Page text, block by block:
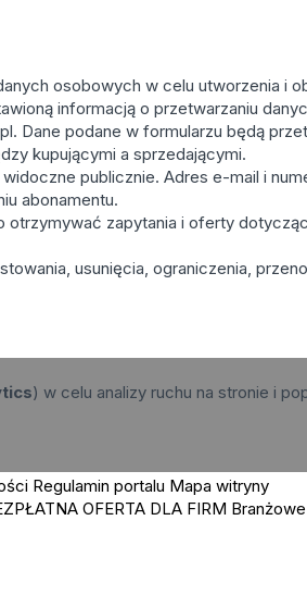
osobowych w celu utworzenia i
informacją o przetwarzaniu
Dane podane w formularzu będą
kupującymi a sprzedającymi.
publicznie. Adres e-mail i
abonamentu.
otrzymywać zapytania i oferty
usunięcia, ograniczenia,
) w celu analizy ruchu na stronie i
Regulamin portalu Mapa witryny
OFERTA DLA FIRM